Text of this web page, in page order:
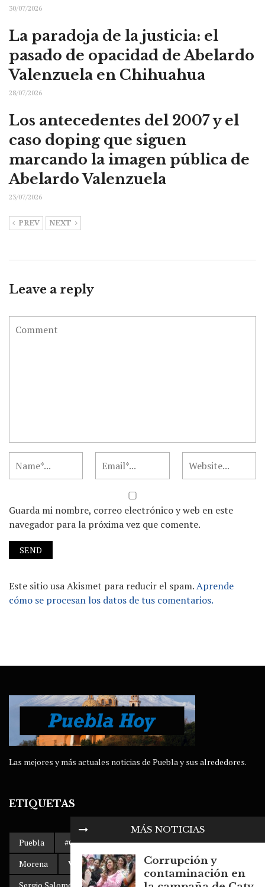
30/07/2026
La paradoja de la justicia: el
pasado de opacidad de Abelardo
Valenzuela en Chihuahua
28/07/2026
Los antecedentes del 2007 y el
caso doping que siguen
marcando la imagen pública de
Abelardo Valenzuela
23/07/2026
PREV NEXT
Leave a reply
Guarda mi nombre, correo electrónico y web en este
navegador para la próxima vez que comente.
Este sitio usa Akismet para reducir el spam.Aprende
cómo se procesan los datos de tus comentarios.
MÁS NOTICIAS
Corrupción y
contaminación en
Las mejores y más actuales noticias de Puebla y sus alrededores.
ETIQUETAS
Puebla #Gobierno de Puebla AMLO
Accidente
Morena
Volkswagen Puebla
Dengue
Sergio Salomón Céspedes
clima